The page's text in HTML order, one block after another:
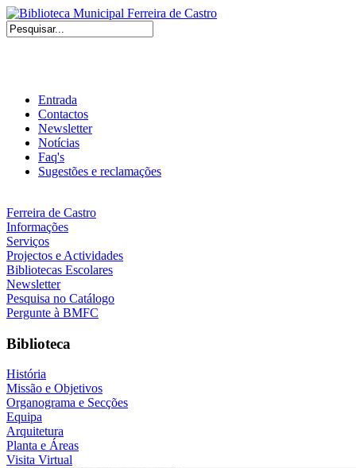
Entrada
Contactos
Newsletter
Notícias
Faq's
Sugestões e reclamações
Ferreira de Castro
Informações
Serviços
Projectos e Actividades
Bibliotecas Escolares
Newsletter
Pesquisa no Catálogo
Pergunte à BMFC
Biblioteca
História
Missão e Objetivos
Organograma e Secções
Equipa
Arquitetura
Planta e Áreas
Visita Virtual